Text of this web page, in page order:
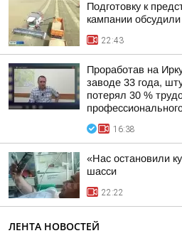
Подготовку к
кампании
22:43
Проработав на
заводе 33 года,
потерял 30 %
16:38
«Нас остановили
шасси
22:22
ЛЕНТА НОВОСТЕЙ